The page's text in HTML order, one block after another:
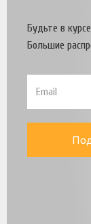
Будьте в
Большие